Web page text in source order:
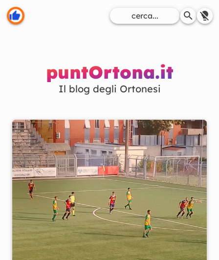
puntOrtona.it
Il blog degli Ortonesi